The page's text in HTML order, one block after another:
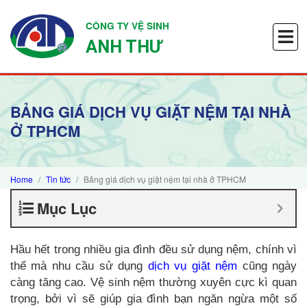
CÔNG TY VỆ SINH
ANH THƯ
BẢNG GIÁ DỊCH VỤ GIẶT NỆM TẠI NHÀ
Ở TPHCM
Home Tin tức Bảng giá dịch vụ giặt nệm tại nhà ở TPHCM
Mục Lục
Hầu hết trong nhiều gia đình đều sử dụng nệm, chính vì
thế mà nhu cầu sử dụng dịch vụ giặt nệm cũng ngày
càng tăng cao. Vệ sinh nệm thường xuyên cực kì quan
trọng, bởi vì sẽ giúp gia đình bạn ngăn ngừa một số